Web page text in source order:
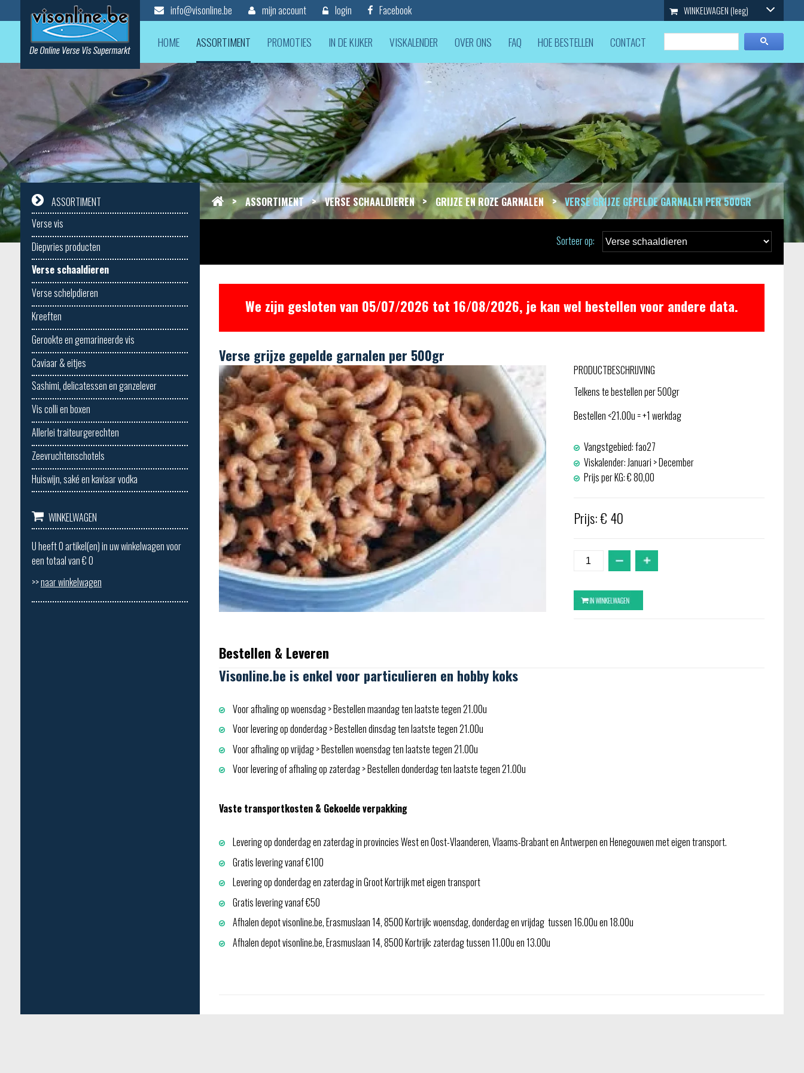
info@visonline.be mijn account login Facebook WINKELWAGEN(leeg)
HOME ASSORTIMENT PROMOTIES IN DE KIJKER VISKALENDER OVER ONS FAQ HOE BESTELLEN CONTACT
ASSORTIMENT
Verse vis
Diepvries producten
Verse schaaldieren
Verse schelpdieren
Kreeften
Gerookte en gemarineerde vis
Caviaar & eitjes
Sashimi, delicatessen en ganzelever
Vis colli en boxen
Allerlei traiteurgerechten
Zeevruchtenschotels
Huiswijn, saké en kaviaar vodka
WINKELWAGEN
U heeft0artikel(en) in uw winkelwagen voor
een totaal van €0
>>naar winkelwagen
> ASSORTIMENT > VERSE SCHAALDIEREN > GRIJZE EN ROZE GARNALEN > VERSE GRIJZE GEPELDE GARNALEN PER 500GR
Sorteer op:
We zijn gesloten van 05/07/2026 tot 16/08/2026, je kan wel bestellen voor andere data.
Verse grijze gepelde garnalen per 500gr
PRODUCTBESCHRIJVING
Telkens te bestellen per 500gr
Bestellen <21.00u = +1 werkdag
Vangstgebied: fao27
Viskalender: Januari > December
Prijs per KG: € 80,00
Prijs: € 40
Bestellen & Leveren
Visonline.be is enkel voor particulieren en hobby koks
Voor afhaling op woensdag > Bestellen maandag ten laatste tegen 21.00u
Voor levering op donderdag > Bestellen dinsdag ten laatste tegen 21.00u
Voor afhaling op vrijdag > Bestellen woensdag ten laatste tegen 21.00u
Voor levering of afhaling op zaterdag > Bestellen donderdag ten laatste tegen 21.00u
Vaste transportkosten & Gekoelde verpakking
Levering op donderdag en zaterdag in provincies West en Oost-Vlaanderen, Vlaams-Brabant en Antwerpen en Henegouwen met eigen transport.
Gratis levering vanaf €100
Levering op donderdag en zaterdag in Groot Kortrijk met eigen transport
Gratis levering vanaf €50
Afhalen depot visonline.be, Erasmuslaan 14, 8500 Kortrijk: woensdag, donderdag en vrijdag tussen 16.00u en 18.00u
Afhalen depot visonline.be, Erasmuslaan 14, 8500 Kortrijk: zaterdag tussen 11.00u en 13.00u